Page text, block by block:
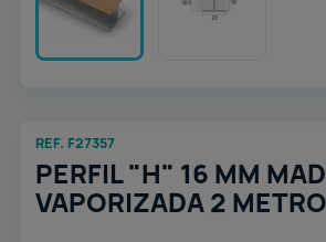
REF. F27357
PERFIL "H" 16 MM
VAPORIZADA 2